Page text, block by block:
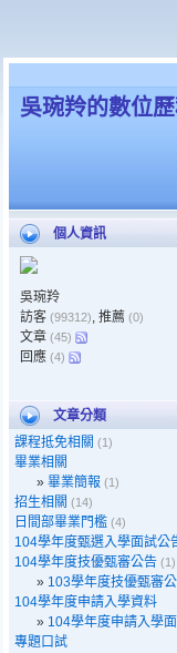
吳琬羚的數位
個人資訊
吳琬羚
訪客 (99312), 推薦 (0)
文章 (45)
回應 (4)
文章分類
課程抵免相關 (1)
畢業相關
» 畢業簡報 (1)
招生相關 (14)
日間部畢業門檻 (4)
104學年度甄選入學面試公
104學年度技優甄審公告 (1)
» 103學年度技優甄審
104學年度申請入學資料
» 104學年度申請入學
專題口試